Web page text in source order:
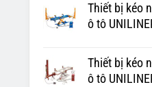
Thiết bị kéo
ô tô
Thiết bị kéo
ô tô